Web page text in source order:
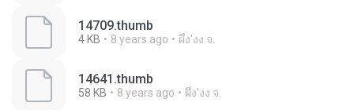
14709.thumb
4 KB 8 years ago ผึ้ง'งง จ.
14641.thumb
58 KB 8 years ago ผึ้ง'งง จ.